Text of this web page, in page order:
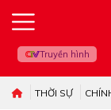
Truyền hình
THỜI SỰ